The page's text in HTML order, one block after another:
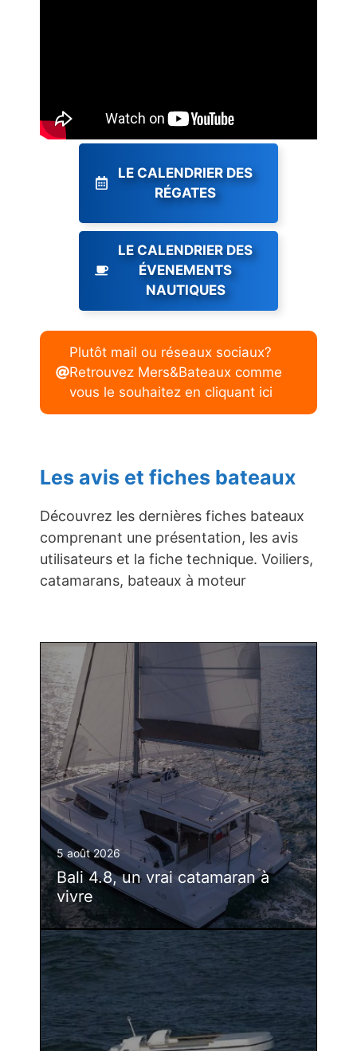
LE CALENDRIER DES
RÉGATES
LE CALENDRIER DES
ÉVENEMENTS
NAUTIQUES
Plutôt mail ou réseaux sociaux?
Retrouvez Mers&Bateaux comme
vous le souhaitez en cliquant ici
Les avis et fiches bateaux
Découvrez les dernières fiches bateaux
comprenant une présentation, les avis
utilisateurs et la fiche technique. Voiliers,
catamarans, bateaux à moteur
5 août 2026
Bali 4.8, un vrai catamaran à
vivre